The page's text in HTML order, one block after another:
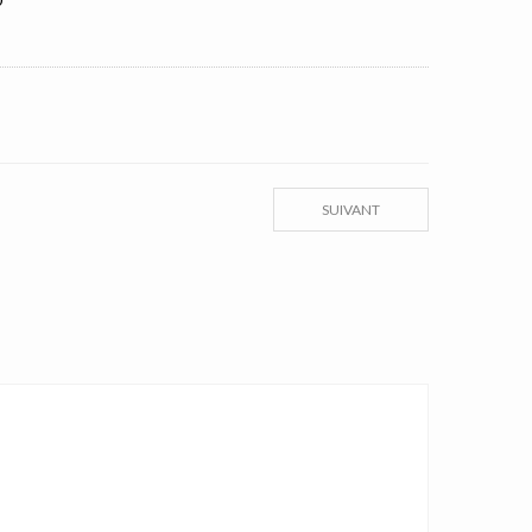
SUIVANT